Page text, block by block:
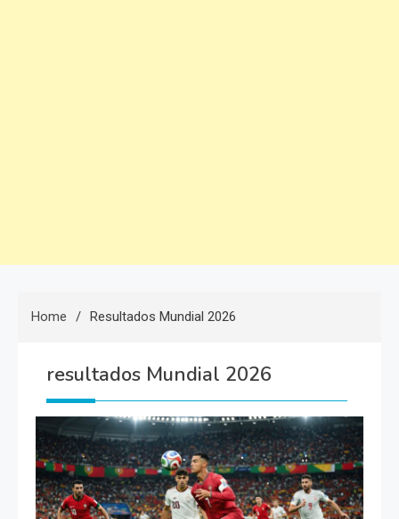
Home Resultados Mundial 2026
resultados Mundial 2026